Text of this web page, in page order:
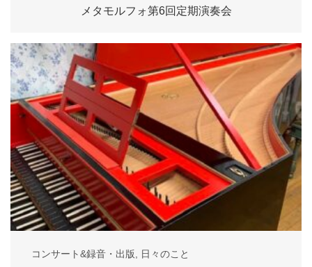
メタモルフォ第6回定期演奏会
コンサート&録音・出版 日々のこと